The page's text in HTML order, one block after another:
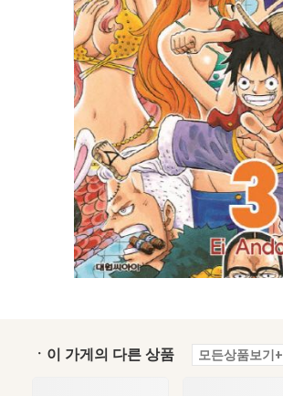
ㆍ이 가게의 다른 상품 모든상품보기+